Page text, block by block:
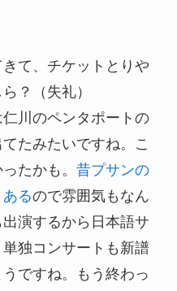
て、チケットとりや
？（失礼）
川のペンタポートの
たみたいですね。こ
たかも。 昔プサンの
るので雰囲気もなん
演するから日本語サ
独コンサートも新譜
ですね。もう終わっ